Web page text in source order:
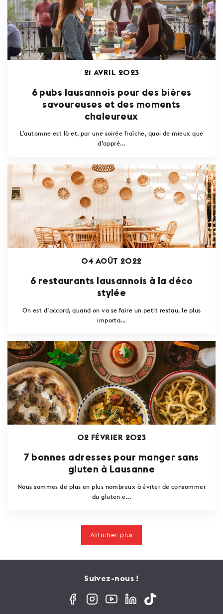
21 AVRIL 2023
6 pubs lausannois pour des bières
savoureuses et des moments
chaleureux
L’automne est là et, par une soirée fraîche, quoi de mieux que
d’appré...
04 AOÛT 2022
6 restaurants lausannois à la déco
stylée
On est d’accord, quand on va se faire un petit restau, le plus
importa...
02 FÉVRIER 2023
7 bonnes adresses pour manger sans
gluten à Lausanne
Nous sommes de plus en plus nombreux à éviter de consommer
du gluten e...
Afficher plus
Suivez-nous !